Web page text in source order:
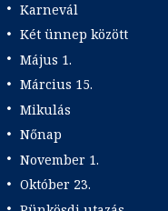
Karnevál
Két ünnep között
Május 1.
Március 15.
Mikulás
Nőnap
November 1.
Október 23.